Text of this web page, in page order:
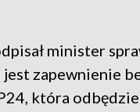
minister
zapewnienie
która